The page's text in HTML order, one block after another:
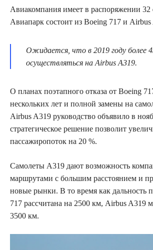
Авиакомпания имеет в распоряжении 32
Авиапарк состоит из Boeing 717 и Airbus
Ожидается, что в 2019 году более
осуществляться на Airbus A319.
О планах поэтапного отказа от Boeing
нескольких лет и полной замены на
Airbus A319 руководство объявило в
стратегическое решение позволит
пассажиропоток на 20 %.
Самолеты A319 дают возможность
маршрутами с большим расстоянием и
новые рынки. В то время как дальность
717 рассчитана на 2500 км, Airbus A319
3500 км.